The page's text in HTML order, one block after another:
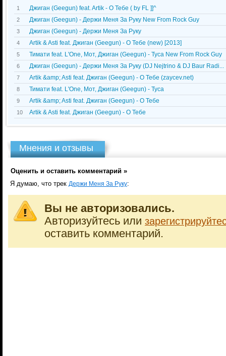
1 Джиган (Geegun) feat. Artik - О Тебе ( by FL ]]^
2 Джиган (Geegun) - Держи Меня За Руку New From Rock Guy
3 Джиган (Geegun) - Держи Меня За Руку
4 Artik & Asti feat. Джиган (Geegun) - О Тебе (new) [2013]
5 Тимати feat. L'One, Мот, Джиган (Geegun) - Туса New From Rock Guy
6 Джиган (Geegun) - Держи Меня За Руку (DJ Nejtrino & DJ Baur Radi...
7 Artik &amp; Asti feat. Джиган (Geegun) - О Тебе (zaycev.net)
8 Тимати feat. L'One, Мот, Джиган (Geegun) - Туса
9 Artik &amp; Asti feat. Джиган (Geegun) - О Тебе
10 Artik & Asti feat. Джиган (Geegun) - О Тебе
Мнения и отзывы
Оценить и оставить комментарий »
Я думаю, что трек Держи Меня За Руку:
Вы не авторизовались.
Авторизуйтесь или
оставить комментарий.